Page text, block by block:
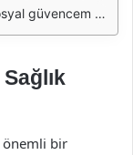
ne yapmalıyım?
önemli bir